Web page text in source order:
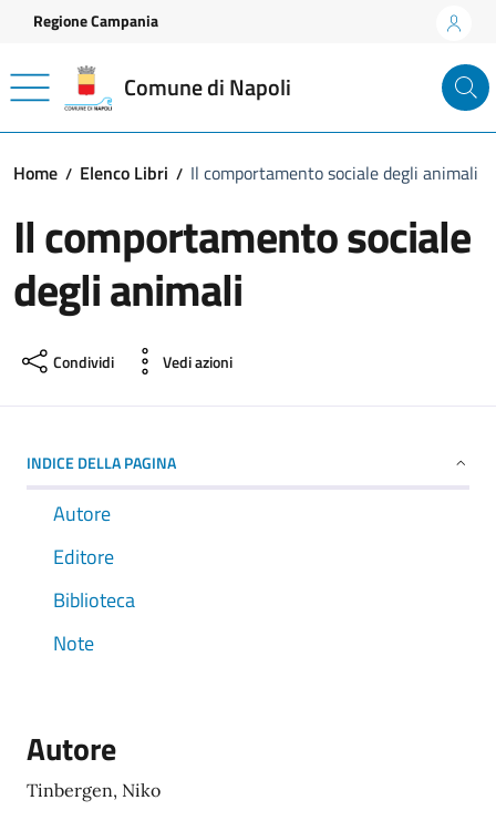
Vai ai contenuti
Vai al footer
Regione Campania
Comune di Napoli
Home Elenco Libri Il comportamento sociale degli animali
Il comportamento sociale
degli animali
Condividi Vedi azioni
INDICE DELLA PAGINA
Autore
Editore
Biblioteca
Note
Autore
Tinbergen, Niko